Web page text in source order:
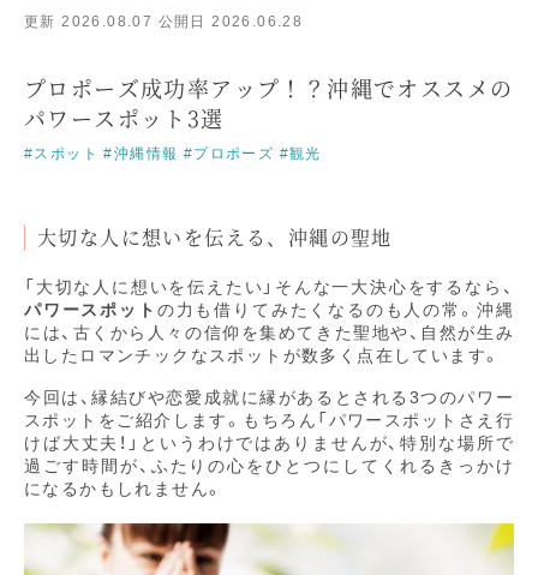
更新2026.08.07 公開日2026.06.28
プロポーズ成功率アップ！？沖縄でオススメの
パワースポット3選
#スポット #沖縄情報 #プロポーズ #観光
大切な人に想いを伝える、沖縄の聖地
「大切な人に想いを伝えたい」そんな一大決心をするなら、
パワースポット の力も借りてみたくなるのも人の常。沖縄
には、古くから人々の信仰を集めてきた聖地や、自然が生み
出したロマンチックなスポットが数多く点在しています。
今回は、縁結びや恋愛成就に縁があるとされる3つのパワー
スポットをご紹介します。もちろん「パワースポットさえ行
けば大丈夫！」というわけではありませんが、特別な場所で
過ごす時間が、ふたりの心をひとつにしてくれるきっかけ
になるかもしれません。